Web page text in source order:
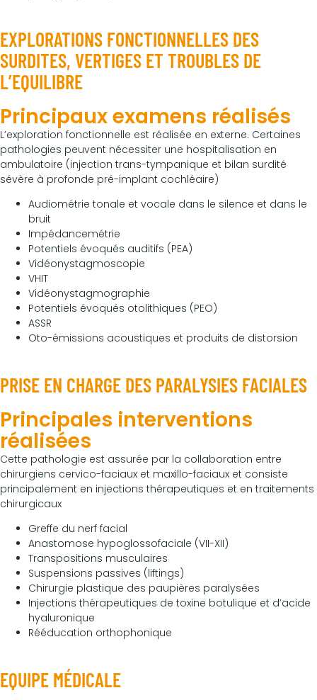
EXPLORATIONS FONCTIONNELLES DES
SURDITES, VERTIGES ET TROUBLES DE
L’EQUILIBRE
Principaux examens réalisés
L’exploration fonctionnelle est réalisée en externe. Certaines
pathologies peuvent nécessiter une hospitalisation en
ambulatoire (injection trans-tympanique et bilan surdité
sévère à profonde pré-implant cochléaire)
Audiométrie tonale et vocale dans le silence et dans le
bruit
Impédancemétrie
Potentiels évoqués auditifs (PEA)
Vidéonystagmoscopie
VHIT
Vidéonystagmographie
Potentiels évoqués otolithiques (PEO)
ASSR
Oto-émissions acoustiques et produits de distorsion
PRISE EN CHARGE DES PARALYSIES FACIALES
Principales interventions
réalisées
Cette pathologie est assurée par la collaboration entre
chirurgiens cervico-faciaux et maxillo-faciaux et consiste
principalement en injections thérapeutiques et en traitements
chirurgicaux
Greffe du nerf facial
Anastomose hypoglossofaciale (VII-XII)
Transpositions musculaires
Suspensions passives (liftings)
Chirurgie plastique des paupières paralysées
Injections thérapeutiques de toxine botulique et d’acide
hyaluronique
Rééducation orthophonique
EQUIPE MÉDICALE